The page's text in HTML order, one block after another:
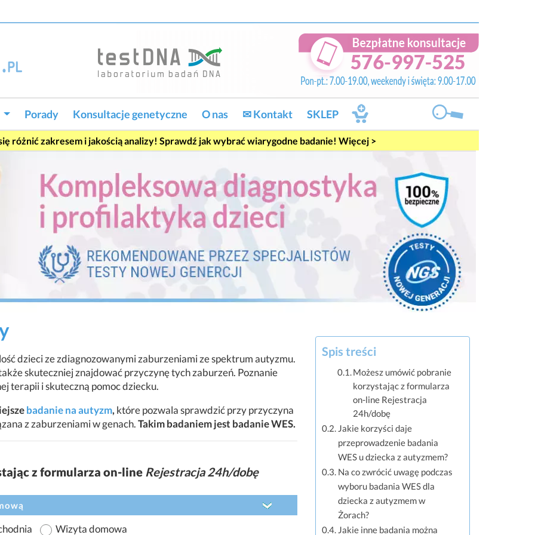
Porady Konsultacje genetyczne O nas ✉ Kontakt SKLEP
różnić zakresem i jakością analizy! Sprawdź jak wybrać wiarygodne badanie! Więcej >
dzieci ze zdiagnozowanymi zaburzeniami ze spektrum autyzmu.
skuteczniej znajdować przyczynę tych zaburzeń. Poznanie
terapii i skuteczną pomoc dziecku.
badanie na autyzm, które pozwala sprawdzić przy przyczyna
z zaburzeniami w genach.Takim badaniem jest badanie WES.
z formularza on-line Rejestracja 24h/dobę
Wizyta domowa
Spis treści
Możesz umówić pobranie
korzystając z formularza
on-line Rejestracja
24h/dobę
Jakie korzyści daje
przeprowadzenie badania
WES u dziecka z autyzmem?
Na co zwrócić uwagę podczas
wyboru badania WES dla
dziecka z autyzmem w
Żorach?
Jakie inne badania można